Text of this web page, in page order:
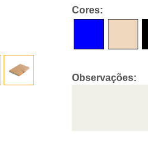
Cores:
Observações: